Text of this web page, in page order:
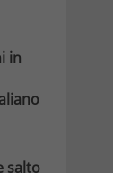
in
salto